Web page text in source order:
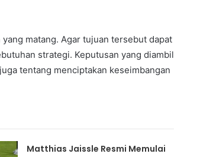
matang. Agar tujuan tersebut dapat
strategi. Keputusan yang diambil
tentang menciptakan keseimbangan
Matthias Jaissle Resmi Memulai